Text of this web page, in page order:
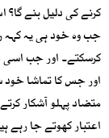
کرنے کی دلیل بنے
جب وہ خود ہی یہ
کرسکتے۔ اور جب اسی
اور جس کا تماشا خود
متضاد پہلو آشکار
اعتبار کھوتے جا